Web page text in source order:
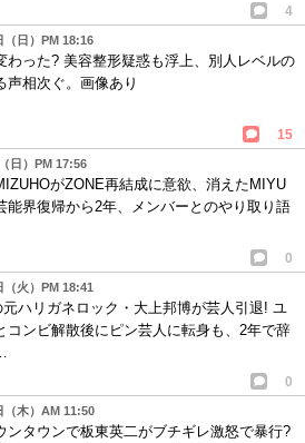
4
（日）PM 18:16
わった? 美容整形疑惑も浮上、別人レベルの
声相次ぐ。画像あり
15
日）PM 17:56
がZONE再結成に意欲、消えたMIYU
能界復帰から2年、メンバーとのやり取り語
0
（火）PM 18:41
元ハリガネロック・大上邦博が芸人引退! ユ
コンビ解散後にピン芸人に転身も、2年で辞
0
（木）AM 11:50
ンタウンで板東英二がブチギレ激怒で暴行?